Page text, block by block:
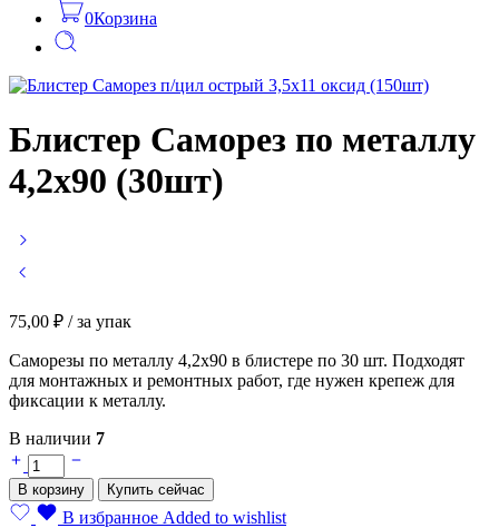
0Корзина
Блистер Саморез по металлу
4,2х90 (30шт)
75,00 ₽ / за упак
Саморезы по металлу 4,2х90 в блистере по 30 шт. Подходят
для монтажных и ремонтных работ, где нужен крепеж для
фиксации к металлу.
В наличии 7
Блистер
Саморез
по
металлу
В корзину Купить сейчас
В избранное Added to wishlist